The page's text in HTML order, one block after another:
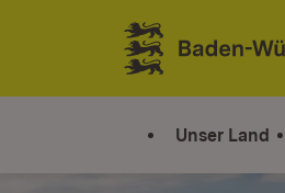
Zum Inhalt springen
Link zur Startseite
Unser Land